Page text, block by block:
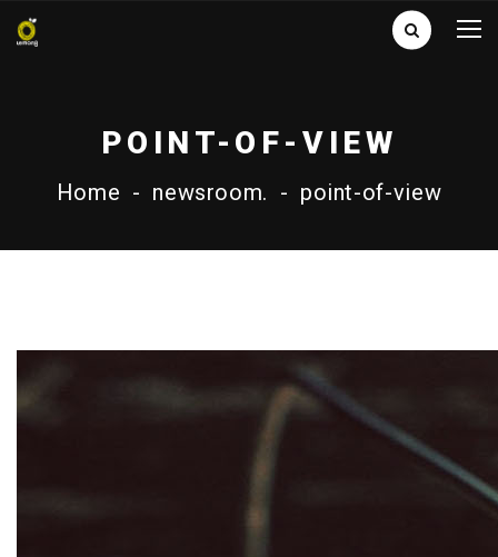
POINT-OF-VIEW
Home - newsroom. - point-of-view